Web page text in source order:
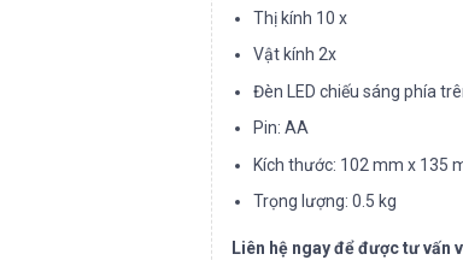
Thị kính 10 x
Vật kính 2x
Đèn LED chiếu sáng phía
Pin: AA
Kích thước: 102 mm x 135
Trọng lượng: 0.5 kg
Liên hệ ngay để được tư vấn